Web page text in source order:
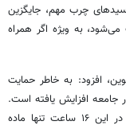
چرب مهم، جایگزین
به ویژه اگر همراه
افزود: به خاطر حمایت
جامعه افزایش یافته است.
یکی از انواع این رژیم‌ها، رژیم ۱۶ ساعته است، که در این ۱۶ ساعت تنها ماده